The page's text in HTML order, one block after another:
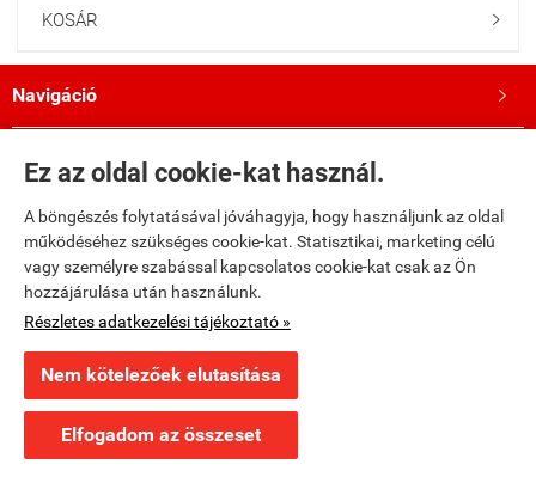
Ez az oldal cookie-kat használ.
A böngészés folytatásával jóváhagyja, hogy használjunk az oldal
működéséhez szükséges cookie-kat. Statisztikai, marketing célú
vagy személyre szabással kapcsolatos cookie-kat csak az Ön
hozzájárulása után használunk.
Részletes adatkezelési tájékoztató »
Nem kötelezőek elutasítása
Elfogadom az összeset
KOSÁR 
Navigáció 
Saját fiók
Bemutatkozás 
Kövess minket a Facebookon!
Adatkezelési tájékoztató
Webáruház készítésa StartÜzlettel.